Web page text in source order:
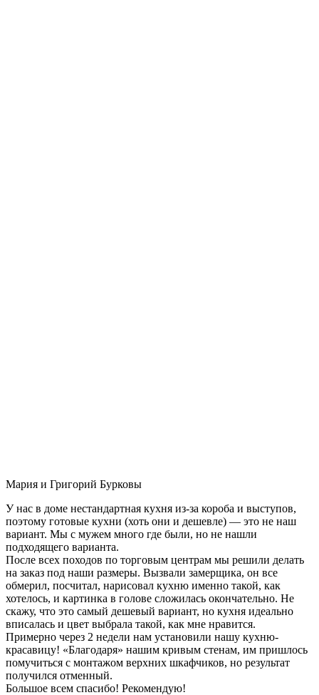
Мария и Григорий Бурковы
У нас в доме нестандартная кухня из-за короба и выступов,
поэтому готовые кухни (хоть они и дешевле) — это не наш
вариант. Мы с мужем много где были, но не нашли
подходящего варианта.
После всех походов по торговым центрам мы решили делать
на заказ под наши размеры. Вызвали замерщика, он все
обмерил, посчитал, нарисовал кухню именно такой, как
хотелось, и картинка в голове сложилась окончательно. Не
скажу, что это самый дешевый вариант, но кухня идеально
вписалась и цвет выбрала такой, как мне нравится.
Примерно через 2 недели нам установили нашу кухню-
красавицу! «Благодаря» нашим кривым стенам, им пришлось
помучиться с монтажом верхних шкафчиков, но результат
получился отменный.
Большое всем спасибо! Рекомендую!